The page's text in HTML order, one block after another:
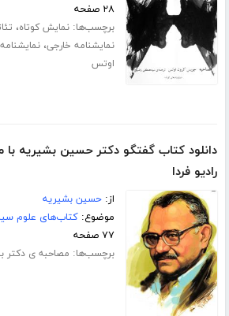
۲۸ صفحه
برچسب‌ها:نمایش کوتاه،
نمایشنامه خارجی،
اوتس
دانلود کتاب گفتگو دکتر حسین بشیریه
رادیو فردا
از:حسین بشیریه
موضوع:کتاب‌های علوم
۷۷ صفحه
برچسب‌ها: مصاحبه ی دکتر